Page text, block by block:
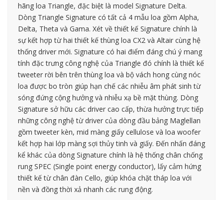
hãng loa Triangle, đặc biệt là model Signature Delta.
Dòng Triangle Signature có tất cả 4 mẫu loa gồm Alpha,
Delta, Theta và Gama. Xét về thiết kế Signature chính là
sự kết hợp từ hai thiết kế thùng loa CX2 và Altair cùng hệ
thống driver mới. Signature có hai điểm đáng chú ý mang
tính đặc trưng công nghệ của Triangle đó chính là thiết kế
tweeter rời bên trên thùng loa và bộ vách hong cùng nóc
loa được bo tròn giúp hạn chế các nhiễu âm phát sinh từ
sóng đứng cộng hưởng và nhiễu xạ bề mặt thùng. Dòng
Signature sở hữu các driver cao cấp, thừa hưởng trực tiếp
những công nghệ từ driver của dòng đầu bảng Maglellan
gồm tweeter kèn, mid màng giấy cellulose và loa woofer
kết hợp hai lớp màng sợi thủy tinh và giấy. Đến nhấn đáng
kể khác của dòng Signature chính là hệ thống chân chống
rung SPEC (Single point energy conductor), lấy cảm hứng
thiết kế từ chân đàn Cello, giúp khóa chặt tháp loa với
nền và đồng thời xả nhanh các rung động.